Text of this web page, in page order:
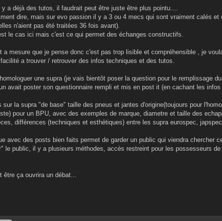
a déjà des tutos, il faudrait peut être juste être plus pointu....
dire, mais sur evo passion il y a 3 ou 4 mecs qui sont vraiment calés
n'aient pas été traitées 36 fois avant).
le cas ici mais c'est ce qui permet des échanges constructifs.
a mesure que je pense donc c'est pas trop lisible et compréhensible , je
a trouver / retrouver des infos techniques et des tutos.
une supra (je vais bientôt poser la question pour le remplissage
avait poster son questionnaire rempli et mis en post it (en cachant les
sur la supra "de base" taille des pneus et jantes d'origine(toujours pour
pour un BPU, avec des exemples de marque, diametre et taille des
différences (techniques et esthétiques) entre les supra eurospec,
avec des posts bien faits permet de garder un public qui viendra chercher
le public, il y a plusieurs méthodes, accès restreint pour les possesseurs
être ça ouvrira un débat...